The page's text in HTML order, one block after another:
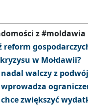
z #moldawia
reform
w Mołdawii?
nadal walczy z
wprowadza
chce zwiększyć